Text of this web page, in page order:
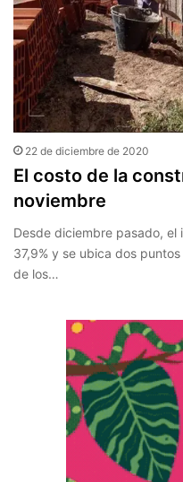
22 de diciembre de 2020
El costo de la
noviembre
Desde diciembre pasado,
37,9% y se ubica dos
de los…